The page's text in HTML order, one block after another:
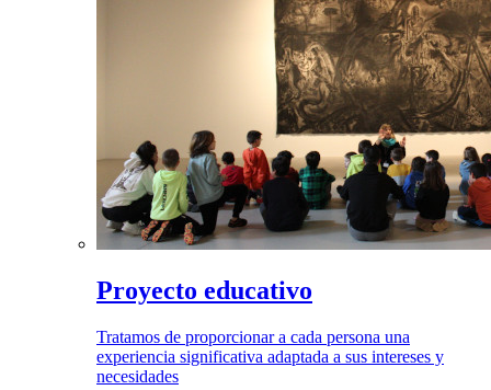
Proyecto educativo
Tratamos de proporcionar a cada persona una
experiencia significativa adaptada a sus intereses y
necesidades